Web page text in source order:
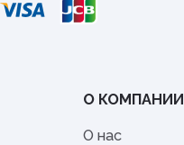
О КОМПАНИИ
О нас